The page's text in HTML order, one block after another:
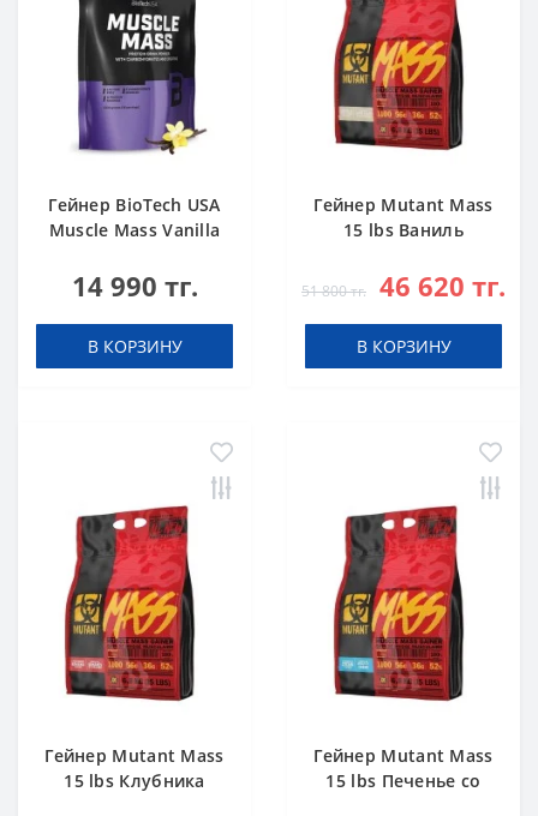
Гейнер BioTech USA
Muscle Mass Vanilla
14 990 тг.
В КОРЗИНУ
Гейнер Mutant Mass
15 lbs Ваниль
51 800 тг. 46 620 тг.
В КОРЗИНУ
Гейнер Mutant Mass
15 lbs Клубника
Гейнер Mutant Mass
15 lbs Печенье со